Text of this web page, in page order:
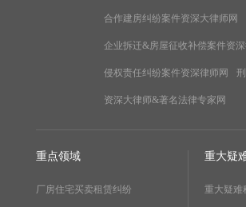
合作建房纠纷案件资深大律师网
企业拆迁&房屋征收补偿案件资深
侵权责任纠纷案件资深律师网
资深大律师&著名法律专家网
重点领域
厂房住宅买卖租赁纠纷
重大疑
重大疑难